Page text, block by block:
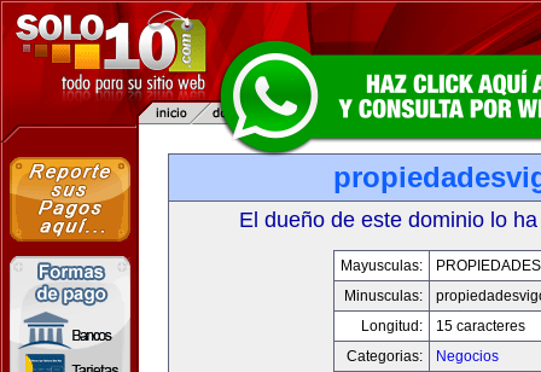
El dueño de este dominio lo
Mayusculas:
Minusculas:
Longitud:
15 caracteres
Categorias:
Negocios